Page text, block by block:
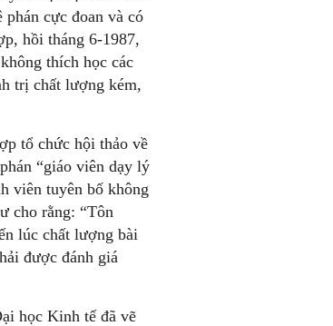
cực đoan và có
hồi tháng 6-1987,
thích học các
trị chất lượng kém,
tổ chức hội thảo về
“giáo viên dạy lý
viên tuyên bố không
cho rằng: “Tôn
lúc chất lượng bài
được đánh giá
học Kinh tế đã vẽ